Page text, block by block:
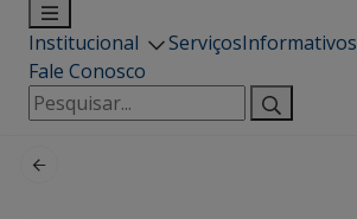
Institucional ServiçosInformativos
Fale Conosco
Pesquisar
por: